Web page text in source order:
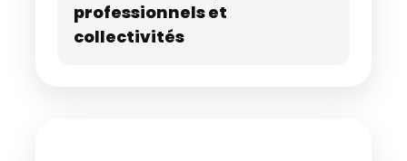
professionnels et
collectivités